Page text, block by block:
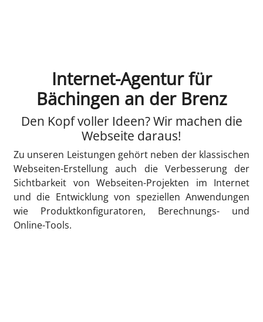
Internet-Agentur für
Bächingen an der Brenz
Den Kopf voller Ideen? Wir machen die
Webseite daraus!
Zu unseren Leistungen gehört neben der klassischen
Webseiten-Erstellung auch die Verbesserung der
Sichtbarkeit von Webseiten-Projekten im Internet
und die Entwicklung von speziellen Anwendungen
wie Produktkonfiguratoren, Berechnungs- und
Online-Tools.